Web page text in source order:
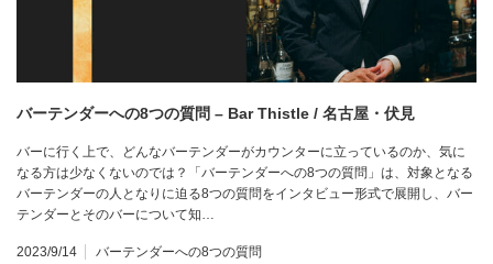
バーテンダーへの8つの質問 – Bar Thistle / 名古屋・伏見
バーに行く上で、どんなバーテンダーがカウンターに立っているのか、気に
なる方は少なくないのでは？「バーテンダーへの8つの質問」は、対象となる
バーテンダーの人となりに迫る8つの質問をインタビュー形式で展開し、バー
テンダーとそのバーについて知…
2023/9/14 バーテンダーへの8つの質問